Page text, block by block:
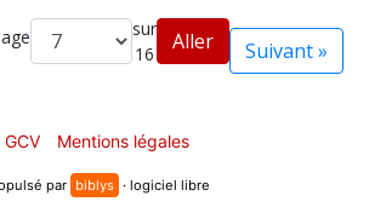
sur
16
Aller Suivant »
GCV Mentions légales
par biblys · logiciel libre